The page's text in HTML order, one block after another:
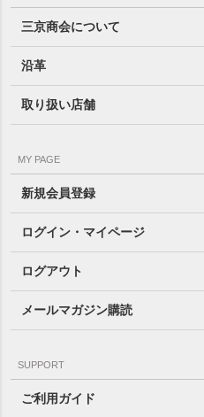
三京商会について
沿革
取り扱い店舗
MY PAGE
新規会員登録
ログイン・マイページ
ログアウト
メールマガジン購読
SUPPORT
ご利用ガイド